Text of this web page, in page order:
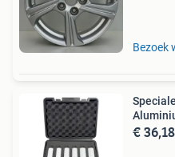
Bezoek
€ 36,18